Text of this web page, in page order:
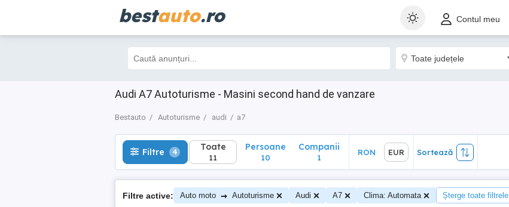
bestauto.ro Contul meu
Audi A7 Autoturisme - Masini second hand de vanzare
Bestauto Autoturisme audi a7
Filtre 4 Toate
11
Sortează
Filtre 4 Toate
11
Persoane
10
Companii
1
RON EUR Sortează
Filtre active: Auto moto → Autoturisme Audi A7 Clima: Automata Șterge toate filtrele